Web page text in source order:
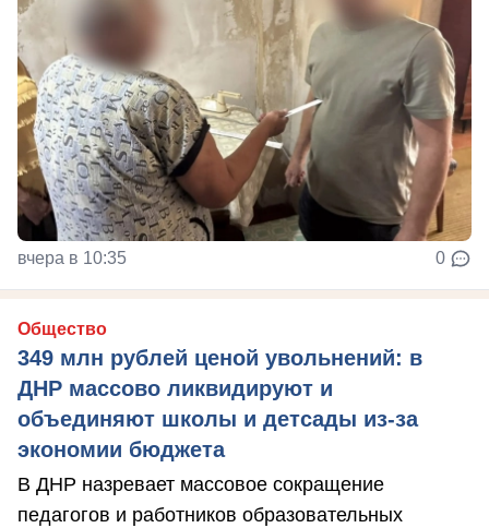
вчера в 10:35 0
Общество
349 млн рублей ценой увольнений: в
ДНР массово ликвидируют и
объединяют школы и детсады из-за
экономии бюджета
В ДНР назревает массовое сокращение
педагогов и работников образовательных